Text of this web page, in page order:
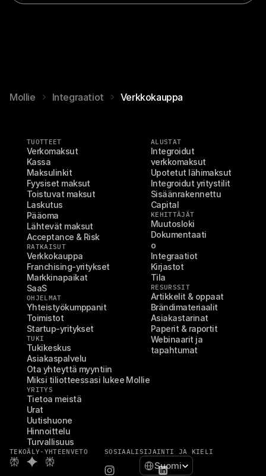
Mollie Integraatiot Verkkokauppa
TUOTTEET
Verkomaksut
Kassa
Maksulinkit
Fyysiset maksut
Toistuvat maksut
Laskutus
Pääoma
Lähtevät maksut
Acceptance & Risk
RATKAISUT
Verkkokauppa
Franchising-yritykset
Markkinapaikat
SaaS
OHJELMAT
Yhteistyökumppanit
Toimistot
Startup-yritykset
TUKI
Tukikeskus
Asiakaspalvelu
Ota yhteyttä myyntiin
Miksi tiliotteessasi lukee Mollie
YRITYS
Tietoa meistä
Urat
Uutishuone
Hinnoittelu
Turvallisuus
ALUSTAT
Integroidut
verkkomaksut
Upotetut lähimaksut
Integroidut yritystilit
Sisäänrakennettu
Capital
KEHITTÄJÄT
Muutosloki
Dokumentaati
o
Integraatiot
Kirjastot
Tila
RESURSSIT
Artikkelit & oppaat
Brändimateriaalit
Asiakastarinat
Paperit & raportit
Webinaarit ja
tapahtumat
TEKOÄLY-YHTEENVETO SOSIAALISIJAINTI JA KIELI
Select Language
Suomi